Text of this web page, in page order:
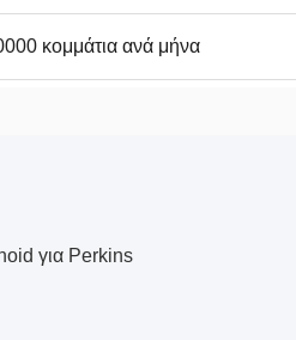
κομμάτια ανά μήνα
για Perkins